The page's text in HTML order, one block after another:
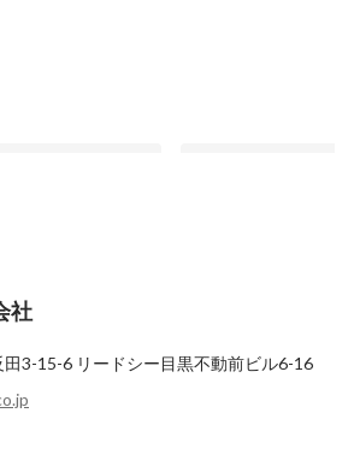
い、ATIとの仕事
ナーシップの理
由〜（前編
最新順で表示
社
田3-15-6 リードシー目黒不動前ビル6-16